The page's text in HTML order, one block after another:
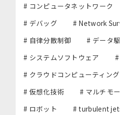
# コンピュータネットワーク
# デバッグ
# Network
# 自律分散制御
# データ
# システムソフトウェア
# クラウドコンピューティング
# 仮想化技術
# マルチモ
# ロボット
# turbulent